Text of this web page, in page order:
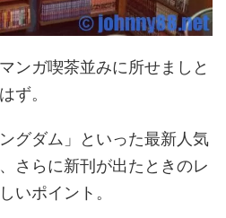
ンガ喫茶並みに所せましと
ず。
グダム」といった最新人気
さらに新刊が出たときのレ
いポイント。